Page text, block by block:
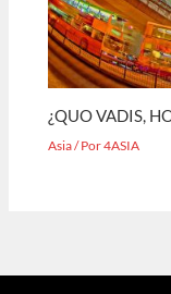
¿QUO VADIS,
Asia/ Por4ASIA